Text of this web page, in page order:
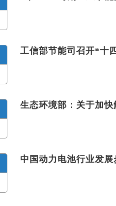
工信部节能司召开“十
生态环境部：关于加快
中国动力电池行业发展